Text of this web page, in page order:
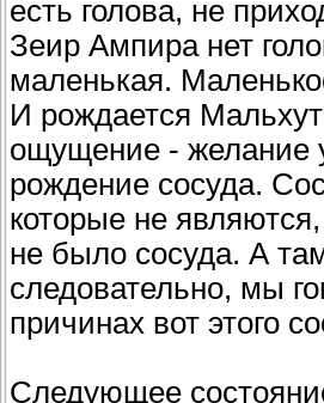
есть голова, не
Зеир Ампира нет
маленькая.
И рождается
ощущение - желание
рождение сосуда.
которые не
не было сосуда. А
следовательно, мы
причинах вот этого
Следующее